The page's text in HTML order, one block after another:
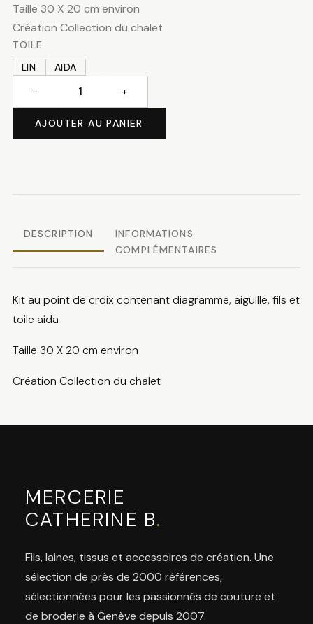
Taille 30 X 20 cm environ
Création Collection du chalet
TOILE
LIN
AIDA
Poya
− +
AJOUTER AU PANIER
DESCRIPTION
INFORMATIONS
COMPLÉMENTAIRES
Kit au point de croix contenant diagramme, aiguille, fils et
toile aida
Taille 30 X 20 cm environ
Création Collection du chalet
MERCERIE
CATHERINE B.
Fils, laines, tissus et accessoires de création. Une
sélection de près de 2000 références,
sélectionnées pour les passionnés de couture et
de broderie à Genève depuis 2007.